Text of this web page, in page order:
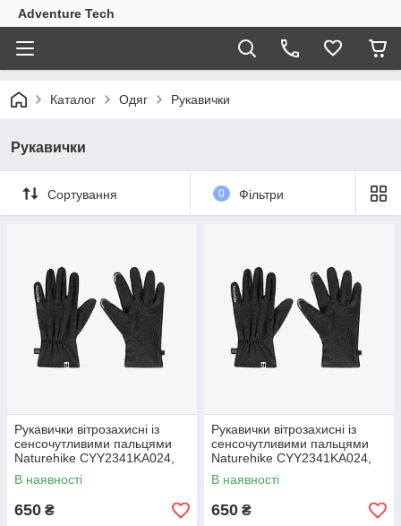
Adventure Tech
Каталог Одяг Рукавички
Рукавички
Сортування 0 Фільтри
Рукавички вітрозахисні із
сенсочутливими пальцями
Naturehike CYY2341KA024,
розмір M, чорні
В наявності
650 ₴
Рукавички вітрозахисні із
сенсочутливими пальцями
Naturehike CYY2341KA024,
розмір L, чорні
В наявності
650 ₴